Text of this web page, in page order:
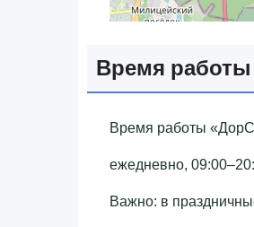
Время работы
Время работы
ежедневно,
Важно: в